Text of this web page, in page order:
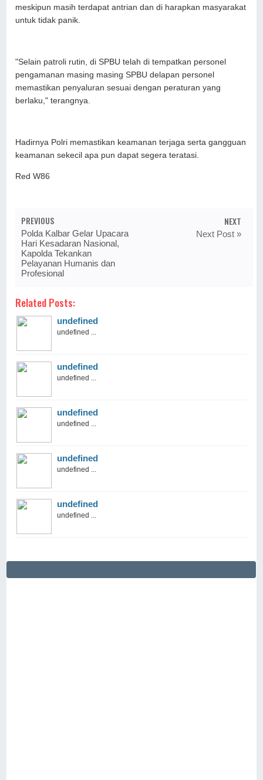
meskipun masih terdapat antrian dan di harapkan masyarakat
untuk tidak panik.
"Selain patroli rutin, di SPBU telah di tempatkan personel
pengamanan masing masing SPBU delapan personel
memastikan penyaluran sesuai dengan peraturan yang
berlaku," terangnya.
Hadirnya Polri memastikan keamanan terjaga serta gangguan
keamanan sekecil apa pun dapat segera teratasi.
Red W86
PREVIOUS
Polda Kalbar Gelar Upacara
Hari Kesadaran Nasional,
Kapolda Tekankan
Pelayanan Humanis dan
Profesional
NEXT
Next Post »
Related Posts:
undefined
undefined ...
undefined
undefined ...
undefined
undefined ...
undefined
undefined ...
undefined
undefined ...